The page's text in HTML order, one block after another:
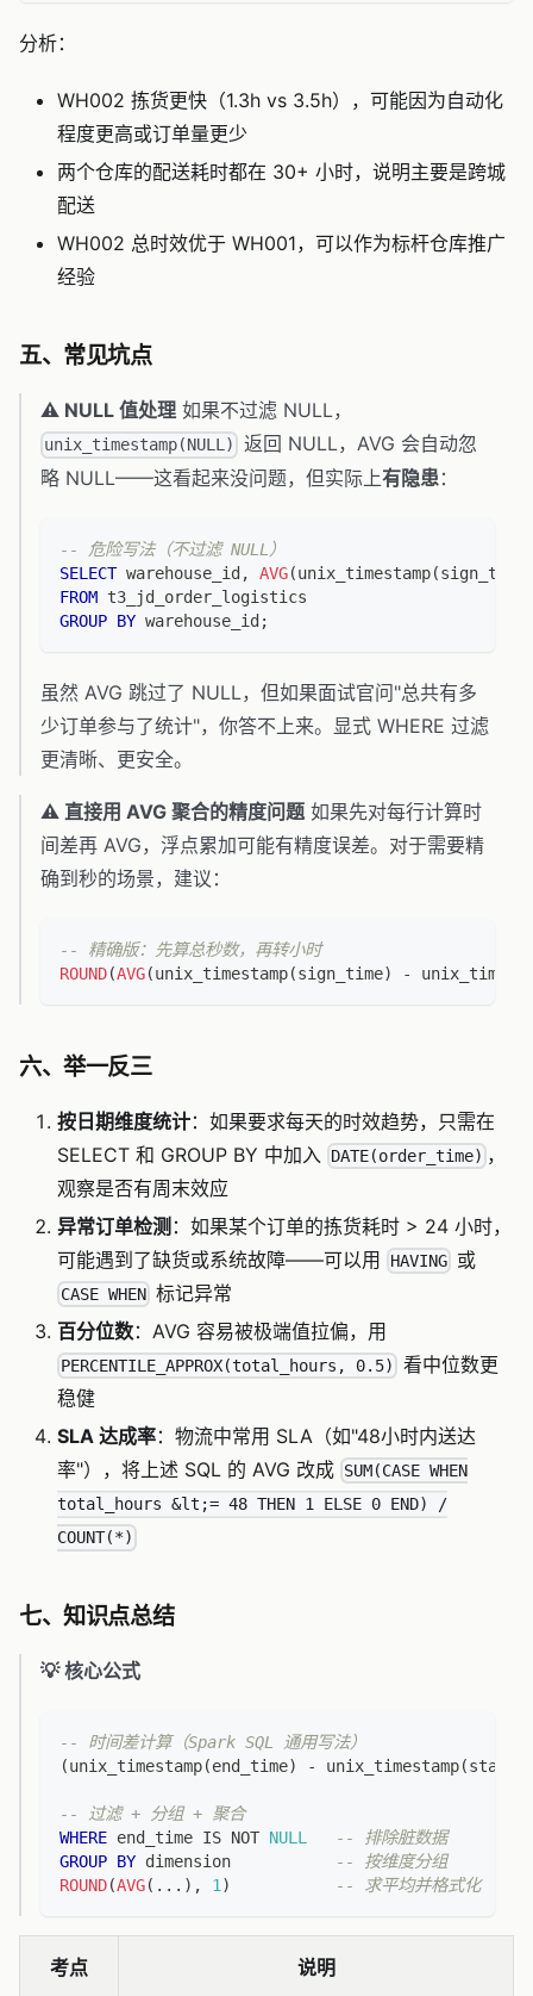
分析：
WH002 拣货更快（1.3h vs 3.5h），可能因为自动化
程度更高或订单量更少
两个仓库的配送耗时都在 30+ 小时，说明主要是跨城
配送
WH002 总时效优于 WH001，可以作为标杆仓库推广
经验
五、常见坑点
⚠️ NULL 值处理 如果不过滤 NULL，
unix_timestamp(NULL)
返回 NULL，AVG 会自动忽
略 NULL——这看起来没问题，但实际上有隐患 ：
-- 危险写法（不过滤 NULL）
SELECT warehouse_id, AVG(unix_timestamp(sign_time
FROM t3_jd_order_logistics
GROUP BY warehouse_id;
虽然 AVG 跳过了 NULL，但如果面试官问"总共有多
少订单参与了统计"，你答不上来。显式 WHERE 过滤
更清晰、更安全。
⚠️ 直接用 AVG 聚合的精度问题 如果先对每行计算时
间差再 AVG，浮点累加可能有精度误差。对于需要精
确到秒的场景，建议：
-- 精确版：先算总秒数，再转小时
ROUND(AVG(unix_timestamp(sign_time) -
六、举一反三
按日期维度统计：如果要求每天的时效趋势，只需在
SELECT 和 GROUP BY 中加入
DATE(order_time) ，
观察是否有周末效应
异常订单检测 ：如果某个订单的拣货耗时 > 24 小时，
可能遇到了缺货或系统故障——可以用
HAVING 或
CASE WHEN 标记异常
百分位数：AVG 容易被极端值拉偏，用
PERCENTILE_APPROX(total_hours, 0.5)
看中位数更
稳健
SLA 达成率：物流中常用 SLA（如"48小时内送达
率"），将上述 SQL 的 AVG 改成 SUM(CASE WHEN
total_hours &lt;= 48 THEN 1 ELSE 0 END) /
COUNT(*)
七、知识点总结
💡 核心公式
-- 时间差计算（Spark SQL 通用写法）
(unix_timestamp(end_time) - unix_timestamp(
-- 过滤 + 分组 + 聚合
WHERE end_time IS NOT NULL
-- 排除脏数据
GROUP BY dimension
-- 按维度分组
ROUND(AVG( . . . ) , 1 ) -- 求平均并格式化
考点 说明